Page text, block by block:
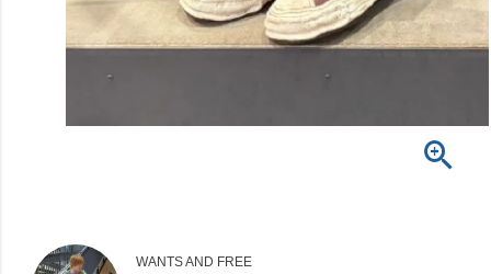
WANTS AND FREE